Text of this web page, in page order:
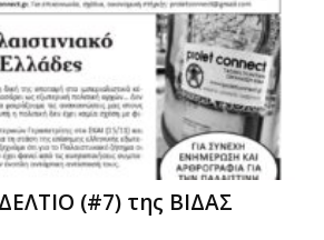
(#7) της ΒΙΔΑΣ